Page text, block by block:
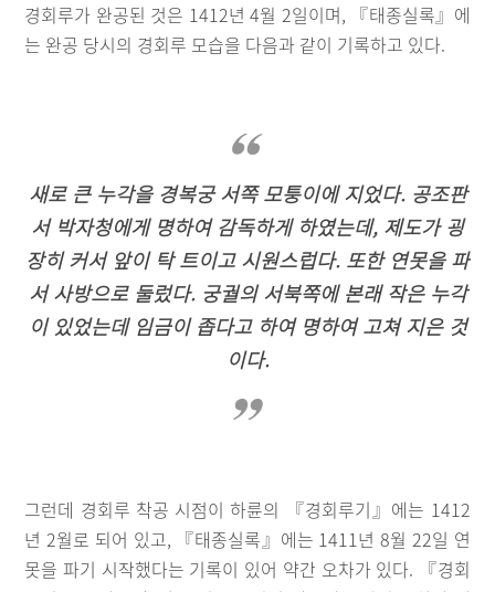
경회루가 완공된 것은 1412년 4월 2일이며, 『태종실록』에
는 완공 당시의 경회루 모습을 다음과 같이 기록하고 있다.
새로 큰 누각을 경복궁 서쪽 모퉁이에 지었다. 공조판
서 박자청에게 명하여 감독하게 하였는데, 제도가 굉
장히 커서 앞이 탁 트이고 시원스럽다. 또한 연못을 파
서 사방으로 둘렀다. 궁궐의 서북쪽에 본래 작은 누각
이 있었는데 임금이 좁다고 하여 명하여 고쳐 지은 것
이다.
그런데 경회루 착공 시점이 하륜의 『경회루기』에는 1412
년 2월로 되어 있고, 『태종실록』에는 1411년 8월 22일 연
못을 파기 시작했다는 기록이 있어 약간 오차가 있다. 『경회